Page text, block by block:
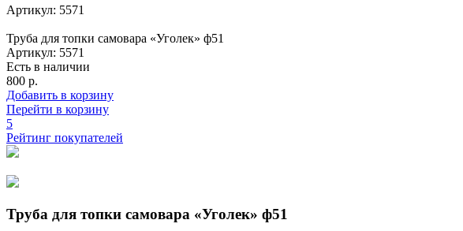
Артикул: 5571
Труба для топки самовара «Уголек» ф51
Артикул: 5571
Есть в наличии
800 р.
Добавить в корзину
Перейти в корзину
5
Рейтинг покупателей
Труба для топки самовара «Уголек» ф51